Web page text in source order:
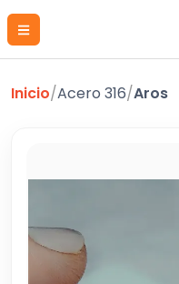
Inicio/Acero 316/Aros